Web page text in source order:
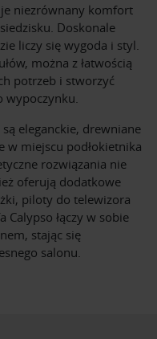
niezrównany komfort
Doskonale
liczy się wygoda i styl.
można z łatwością
potrzeb i stworzyć
eleganckie, drewniane
w miejscu podłokietnika
rozwiązania nie
oferują dodatkowe
piloty do telewizora
Calypso łączy w sobie
stając się
salonu.